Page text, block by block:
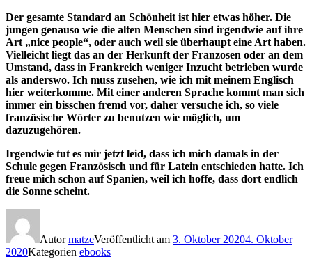
Der gesamte Standard an Schönheit ist hier etwas höher. Die
jungen genauso wie die alten Menschen sind irgendwie auf ihre
Art „nice people“, oder auch weil sie überhaupt eine Art haben.
Vielleicht liegt das an der Herkunft der Franzosen oder an dem
Umstand, dass in Frankreich weniger Inzucht betrieben wurde
als anderswo. Ich muss zusehen, wie ich mit meinem Englisch
hier weiterkomme. Mit einer anderen Sprache kommt man sich
immer ein bisschen fremd vor, daher versuche ich, so viele
französische Wörter zu benutzen wie möglich, um
dazuzugehören.
Irgendwie tut es mir jetzt leid, dass ich mich damals in der
Schule gegen Französisch und für Latein entschieden hatte. Ich
freue mich schon auf Spanien, weil ich hoffe, dass dort endlich
die Sonne scheint.
AutormatzeVeröffentlicht am 3. Oktober 20204. Oktober
2020Kategorien ebooks